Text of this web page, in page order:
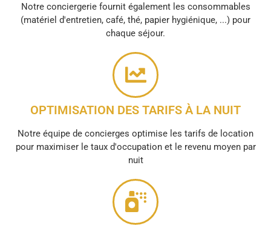
Notre conciergerie fournit également les consommables
(matériel d'entretien, café, thé, papier hygiénique, ...) pour
chaque séjour.
OPTIMISATION DES TARIFS À LA NUIT
Notre équipe de concierges optimise les tarifs de location
pour maximiser le taux d'occupation et le revenu moyen par
nuit